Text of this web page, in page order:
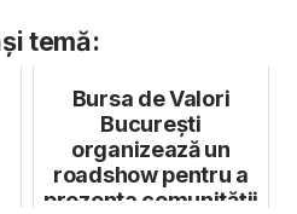
temă:
Bursa de Valori
București
organizează un
roadshow pentru a
prezenta comunității